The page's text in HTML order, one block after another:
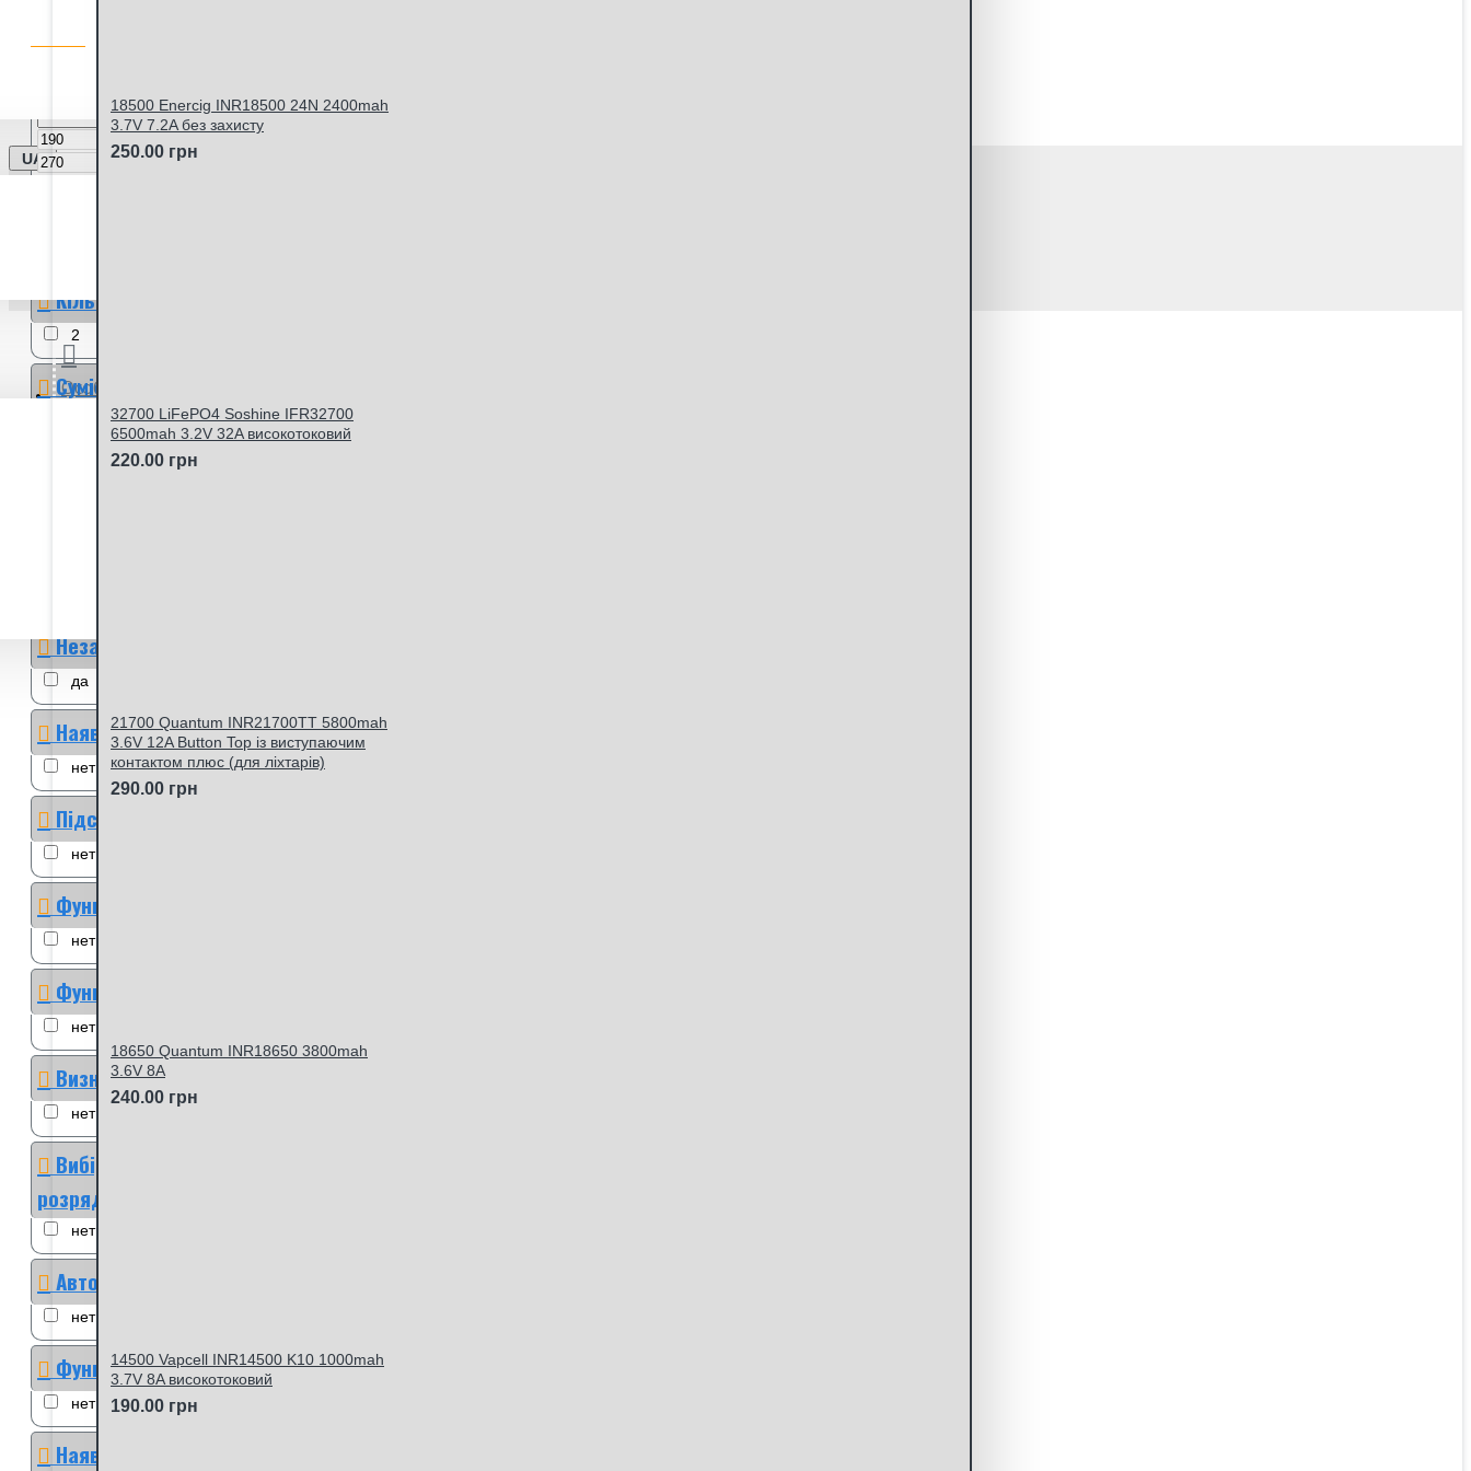
UA
Особистий кабінет
18500 Enercig INR18500 24N 2400mah
3.7V 7.2A без захисту
250.00 грн
32700 LiFePO4 Soshine IFR32700
6500mah 3.2V 32A високотоковий
220.00 грн
21700 Quantum INR21700TT 5800mah
3.6V 12A Button Top із виступаючим
контактом плюс (для ліхтарів)
290.00 грн
18650 Quantum INR18650 3800mah
3.6V 8A
240.00 грн
14500 Vapcell INR14500 K10 1000mah
3.7V 8A високотоковий
190.00 грн
грн
Кільість каналів
2
Сумісні акумулятори
Живлення
Незалежні канали
да
Наявність дисплею
нет
Підсвітка дисплею
нет
Функція розряд
нет
Функція тренування
нет
Визначення ємності
нет
Вибір струму заряду/
розряду
нет
Автоадаптер у комплекті
нет
Функція Powerbank
нет
Наявність